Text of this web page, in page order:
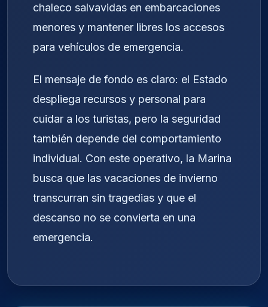
chaleco salvavidas en embarcaciones
menores y mantener libres los accesos
para vehículos de emergencia.
El mensaje de fondo es claro: el Estado
despliega recursos y personal para
cuidar a los turistas, pero la seguridad
también depende del comportamiento
individual. Con este operativo, la Marina
busca que las vacaciones de invierno
transcurran sin tragedias y que el
descanso no se convierta en una
emergencia.